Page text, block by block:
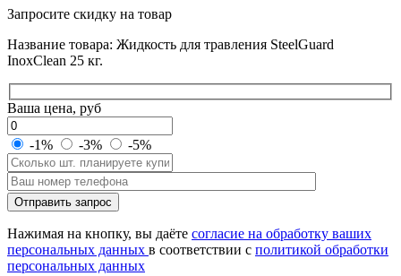
Запросите скидку на товар
Название товара: Жидкость для травления SteelGuard
InoxClean 25 кг.
Ваша цена, руб
-1% -3% -5%
Оставьте
это
поле
пустым.
Отправить запрос
Нажимая на кнопку, вы даёте согласие на обработку ваших
персональных данных в соответствии с политикой обработки
персональных данных